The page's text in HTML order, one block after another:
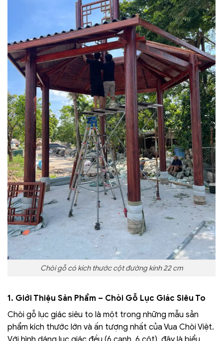
Chòi gỗ có kích thước cột đường kính 22 cm
1. Giới Thiệu Sản Phẩm – Chòi Gỗ Lục Giác Siêu To
Chòi gỗ lục giác siêu to là một trong những mẫu sản
phẩm kích thước lớn và ấn tượng nhất của Vua Chòi Việt.